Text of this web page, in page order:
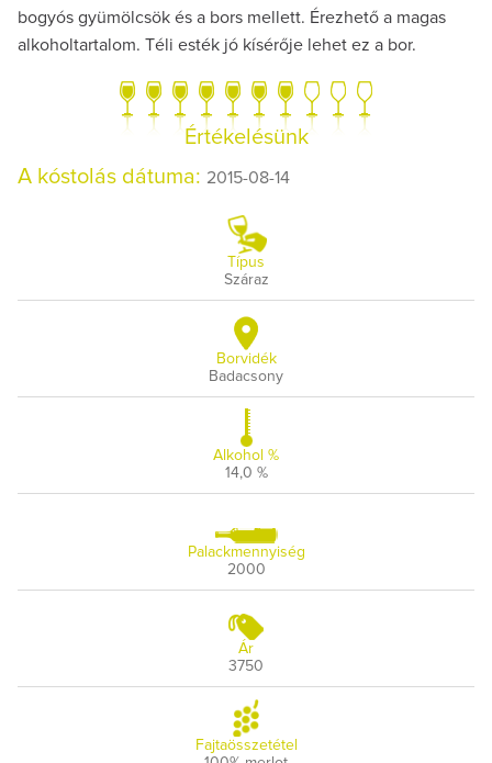
bogyós gyümölcsök és a bors mellett. Érezhető a magas
alkoholtartalom. Téli esték jó kísérője lehet ez a bor.
Értékelésünk
A kóstolás dátuma: 2015-08-14
Típus
Száraz
Borvidék
Badacsony
Alkohol %
14,0 %
Palackmennyiség
2000
Ár
3750
Fajtaösszetétel